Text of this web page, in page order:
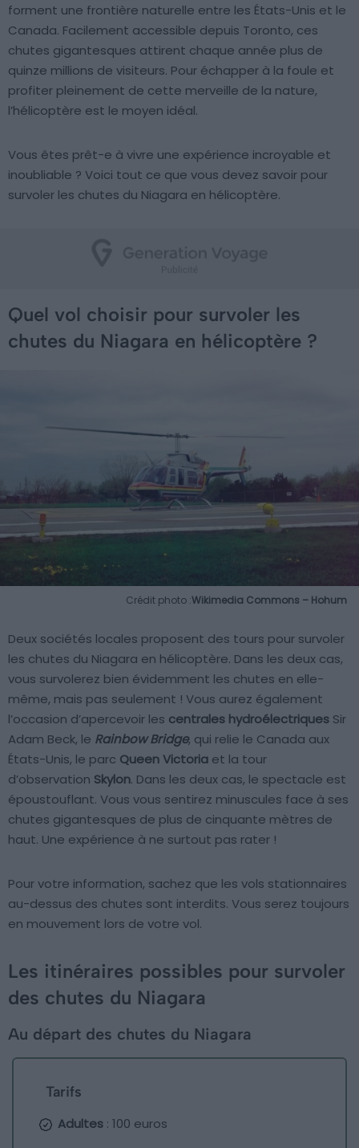
forment une frontière naturelle entre les États-Unis et le
Canada. Facilement accessible depuis Toronto, ces
chutes gigantesques attirent chaque année plus de
quinze millions de visiteurs. Pour échapper à la foule et
profiter pleinement de cette merveille de la nature,
l’hélicoptère est le moyen idéal.
Vous êtes prêt-e à vivre une expérience incroyable et
inoubliable ? Voici tout ce que vous devez savoir pour
survoler les chutes du Niagara en hélicoptère.
Quel vol choisir pour survoler les
chutes du Niagara en hélicoptère ?
Crédit photo :Wikimedia Commons – Hohum
Deux sociétés locales proposent des tours pour survoler
les chutes du Niagara en hélicoptère. Dans les deux cas,
vous survolerez bien évidemment les chutes en elle-
même, mais pas seulement ! Vous aurez également
l’occasion d’apercevoir les centrales hydroélectriques Sir
Adam Beck, le Rainbow Bridge, qui relie le Canada aux
États-Unis, le parc Queen Victoria et la tour
d’observation Skylon. Dans les deux cas, le spectacle est
époustouflant. Vous vous sentirez minuscules face à ses
chutes gigantesques de plus de cinquante mètres de
haut. Une expérience à ne surtout pas rater !
Pour votre information, sachez que les vols stationnaires
au-dessus des chutes sont interdits. Vous serez toujours
en mouvement lors de votre vol.
Les itinéraires possibles pour survoler
des chutes du Niagara
Au départ des chutes du Niagara
Tarifs
Adultes : 100 euros